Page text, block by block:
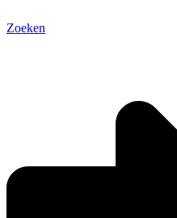
Zoeken